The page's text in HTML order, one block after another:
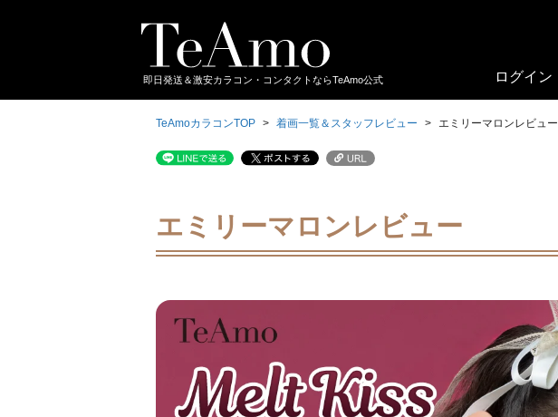
即日発送＆激安カラコン・コンタクトならTeAmo公式
TeAmoカラコンTOP 着画一覧＆スタッフレビュー エミリーマロンレビュー
エミリーマロンレビュー
ログイン